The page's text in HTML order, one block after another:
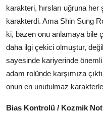
karakteri, hırsları uğruna
karakterdi. Ama Shin Sung
ki, bazen onu anlamaya bile
daha ilgi çekici olmuştur,
sayesinde kariyerinde
adam rolünde karşımıza
onun en unutulmaz
Bias Kontrolü / Kozmik